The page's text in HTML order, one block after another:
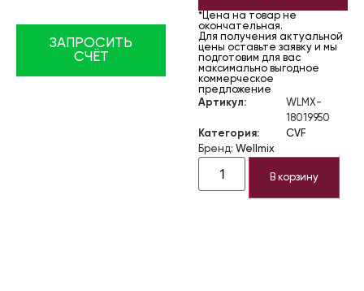
ЗАПРОСИТЬ
СЧЁТ
*Цена на товар не
окончательная.
Для получения актуальной
цены оставьте заявку и мы
подготовим для вас
максимально выгодное
коммерческое
предложение
Артикул:
WLMX-
18019950
Категория:
CVF
Бренд: Wellmix
В корзину